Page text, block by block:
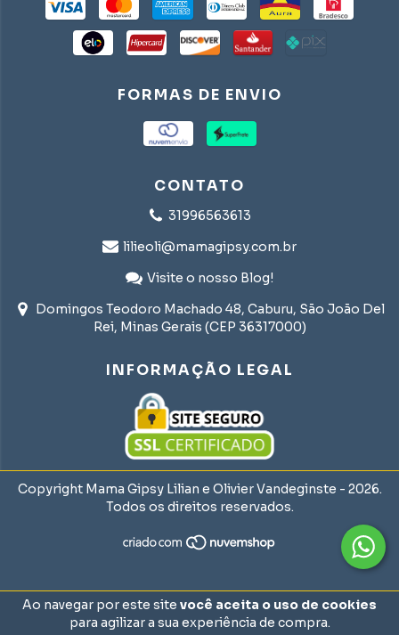
Ao navegar por este site você aceita o uso de cookies
para agilizar a sua experiência de compra.
FORMAS DE ENVIO
CONTATO
31996563613
lilieoli@mamagipsy.com.br
Visite o nosso Blog!
Domingos Teodoro Machado 48, Caburu, São João Del
Rei, Minas Gerais (CEP 36317000)
INFORMAÇÃO LEGAL
Copyright Mama Gipsy Lilian e Olivier Vandeginste - 2026.
Todos os direitos reservados.